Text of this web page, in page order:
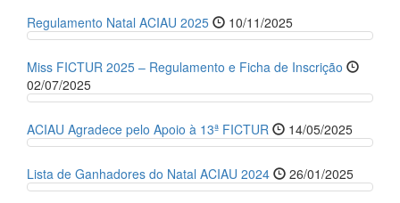
Regulamento Natal ACIAU 2025 10/11/2025
Miss FICTUR 2025 – Regulamento e Ficha de Inscrição
02/07/2025
ACIAU Agradece pelo Apoio à 13ª FICTUR 14/05/2025
Lista de Ganhadores do Natal ACIAU 2024 26/01/2025